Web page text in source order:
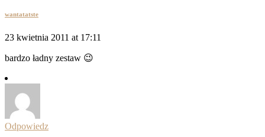
wantatatste
23 kwietnia 2011 at 17:11
bardzo ładny zestaw 😉
Odpowiedz